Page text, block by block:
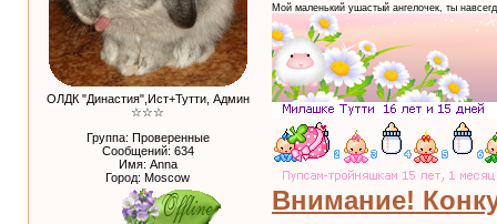
ОЛДК "Династия",Ист+Тутти, Админ
☆☆☆
Группа: Проверенные
Сообщений: 634
Имя: Anna
Город: Moscow
Мой маленький ушастый ангелочек, ты
Внимание!